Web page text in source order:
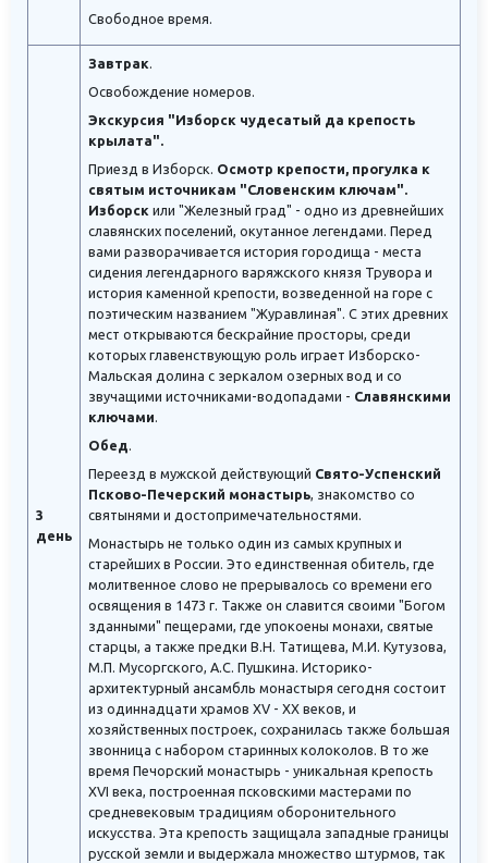
Свободное время.
3
день
Завтрак.
Освобождение номеров.
Экскурсия "Изборск чудесатый да крепость
крылата".
Приезд в Изборск. Осмотр крепости, прогулка к
святым источникам "Словенским ключам".
Изборск или "Железный град" - одно из древнейших
славянских поселений, окутанное легендами. Перед
вами разворачивается история городища - места
сидения легендарного варяжского князя Трувора и
история каменной крепости, возведенной на горе с
поэтическим названием "Журавлиная". С этих древних
мест открываются бескрайние просторы, среди
которых главенствующую роль играет Изборско-
Мальская долина с зеркалом озерных вод и со
звучащими источниками-водопадами - Славянскими
ключами.
Обед.
Переезд в мужской действующий Свято-Успенский
Псково-Печерский монастырь, знакомство со
святынями и достопримечательностями.
Монастырь не только один из самых крупных и
старейших в России. Это единственная обитель, где
молитвенное слово не прерывалось со времени его
освящения в 1473 г. Также он славится своими "Богом
зданными" пещерами, где упокоены монахи, святые
старцы, а также предки В.Н. Татищева, М.И. Кутузова,
М.П. Мусоргского, А.С. Пушкина. Историко-
архитектурный ансамбль монастыря сегодня состоит
из одиннадцати храмов XV - XX веков, и
хозяйственных построек, сохранилась также большая
звонница с набором старинных колоколов. В то же
время Печорский монастырь - уникальная крепость
XVI века, построенная псковскими мастерами по
средневековым традициям оборонительного
искусства. Эта крепость защищала западные границы
русской земли и выдержала множество штурмов, так